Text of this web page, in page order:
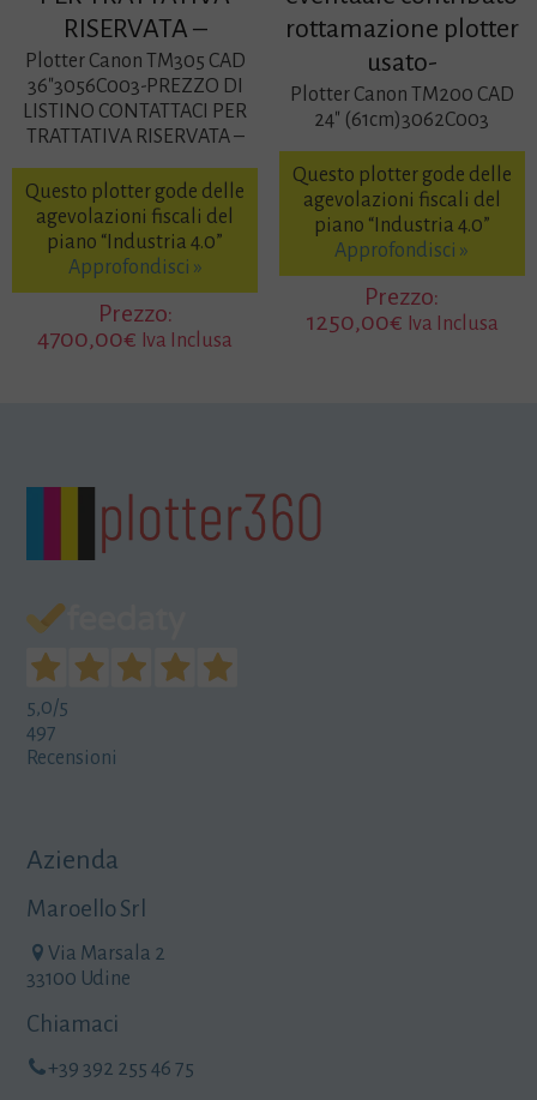
RISERVATA –
Plotter Canon TM305 CAD
36″3056C003-PREZZO DI
LISTINO CONTATTACI PER
TRATTATIVA RISERVATA –
Questo plotter gode delle
agevolazioni fiscali del
piano “Industria 4.0”
Approfondisci »
Prezzo:
4700,00€ Iva Inclusa
rottamazione plotter
usato-
Plotter Canon TM200 CAD
24″ (61cm)3062C003
Questo plotter gode delle
agevolazioni fiscali del
piano “Industria 4.0”
Approfondisci »
Prezzo:
1250,00€ Iva Inclusa
5,0/5
497
Recensioni
Azienda
Maroello Srl
Via Marsala 2
33100 Udine
Chiamaci
+39 392 255 46 75